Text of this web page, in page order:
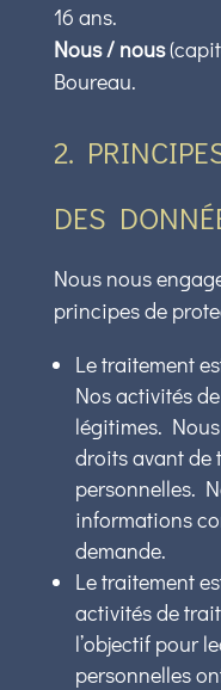
16 ans.
Nous / nous
Boureau.
2.
DES
Nous nous
principes de
Le traitement
Nos activités
légitimes.
droits avant de
personnelles.
informations
demande.
Le traitement
activités de
l’objectif pour
personnelles